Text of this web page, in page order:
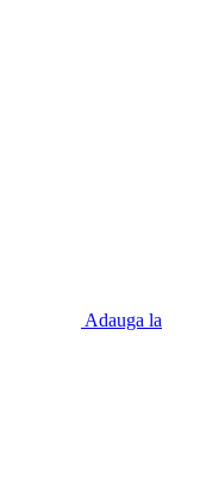
Adauga la